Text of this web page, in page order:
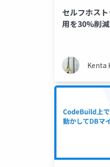
セルフホス
用を30%削
Kenta